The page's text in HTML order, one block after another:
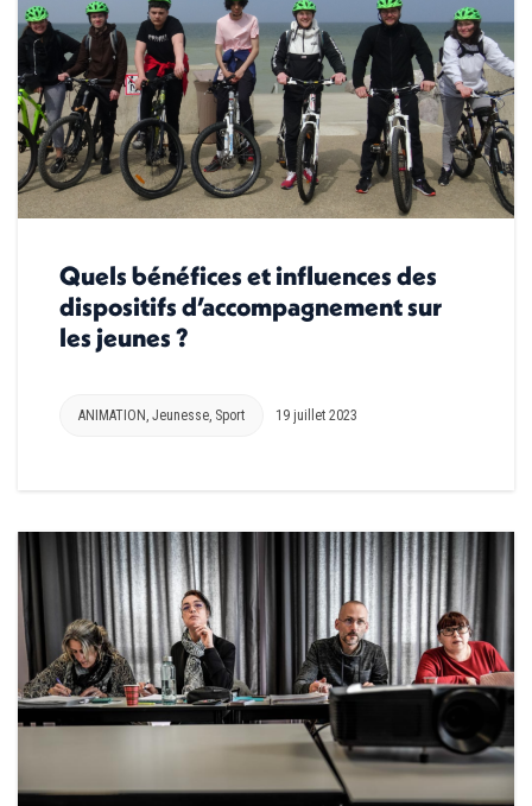
Quels bénéfices et influences des
dispositifs d’accompagnement sur
les jeunes ?
ANIMATION , Jeunesse, Sport 19 juillet 2023